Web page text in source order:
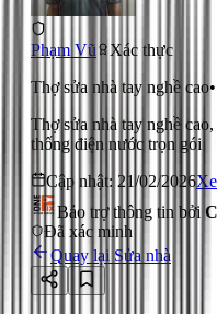
Phạm Vũ
Xác thực
Thợ sửa nhà tay nghề cao•
Thợ sửa nhà tay nghề
thống điện nước trọn gói
Cập nhật: 21/02/2026
Bảo trợ thông tin bởi
Đã xác minh
Quay lại Sửa nhà